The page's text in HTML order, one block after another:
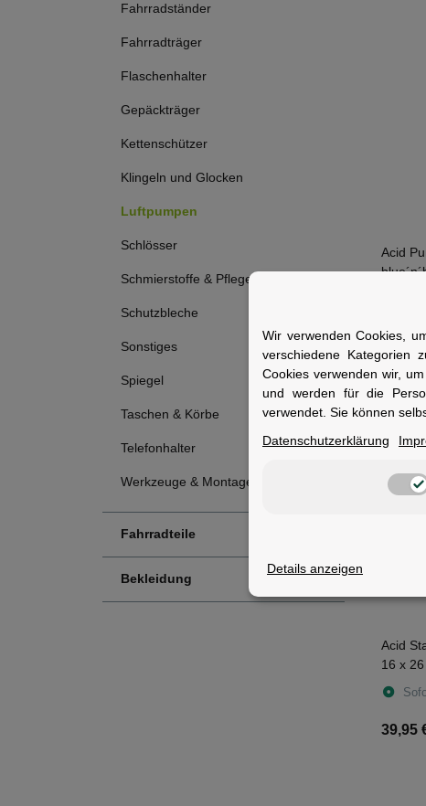
Fahrradständer
Fahrradträger
Flaschenhalter
Gepäckträger
Kettenschützer
Klingeln und Glocken
Luftpumpen
Schlösser
Schmierstoffe & Pflege
Schutzbleche
Sonstiges
Spiegel
Taschen & Körbe
Telefonhalter
Werkzeuge & Montage
Fahrradteile
Bekleidung
Acid
19,95
Acid
16 x
39,95
Wir verwenden Cookies,
verschiedene Kategorien
Cookies verwenden wir,
und werden für die
verwendet. Sie können
Datenschutzerklärung
Details anzeigen